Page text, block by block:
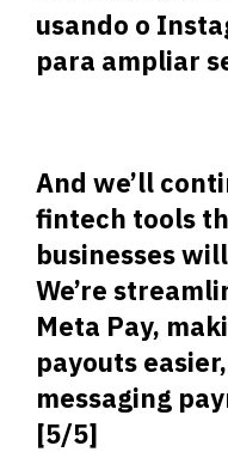
usando o
para ampliar
And we’ll
fintech tools
businesses
We’re
Meta Pay,
payouts
messaging
[5/5]